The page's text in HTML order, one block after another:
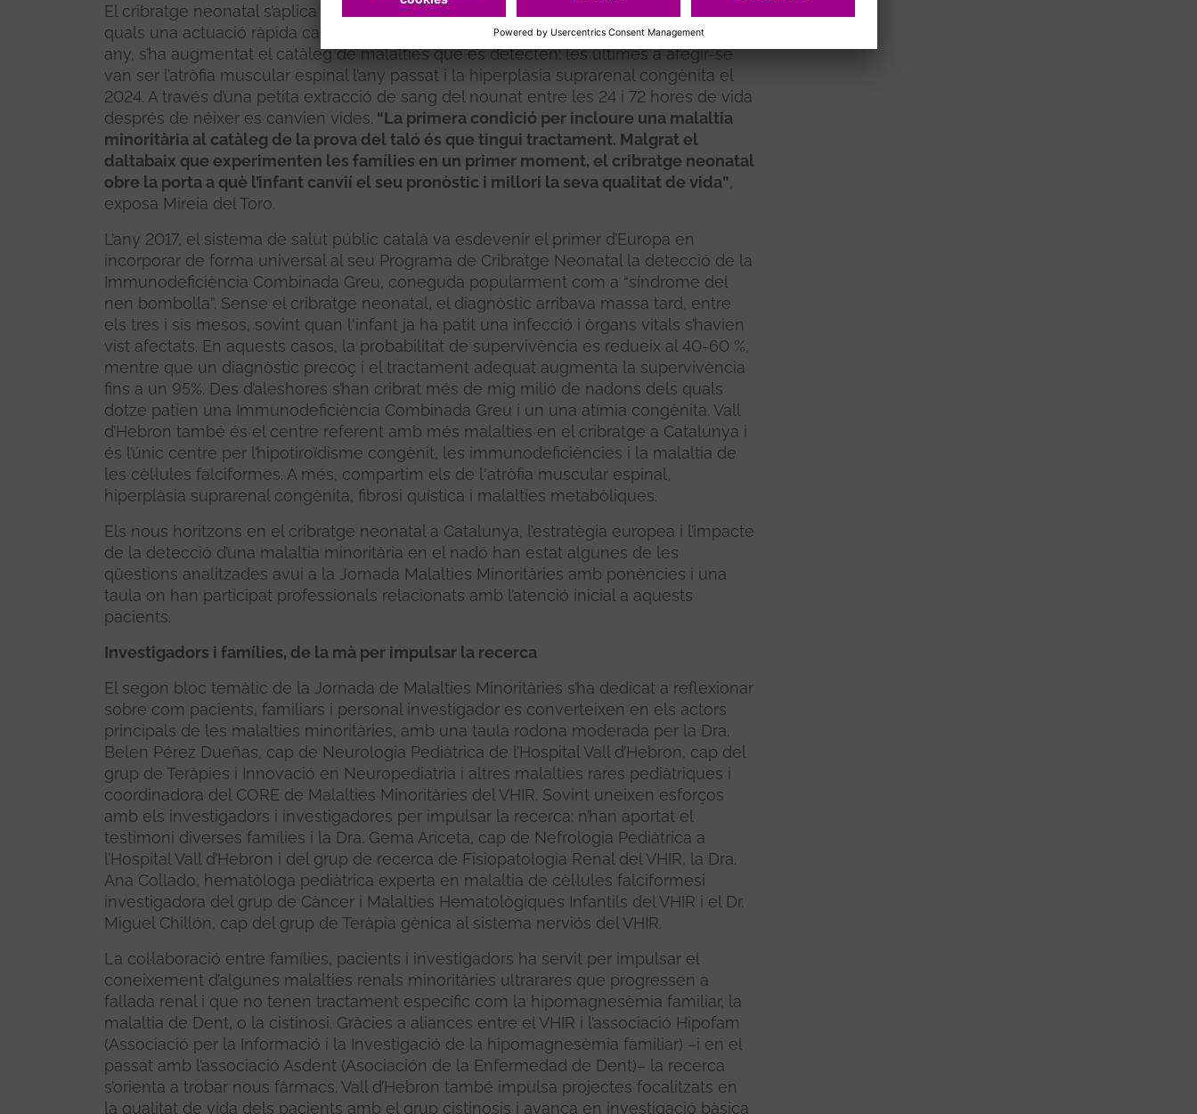
El cribratge neonatal s’aplica a Catalunya a 27 malalties minoritàries greus, en les
quals una actuació ràpida canvia el pronòstic vital i evita possibles seqüeles. Any rere
any, s’ha augmentat el catàleg de malalties que es detecten: les últimes a afegir-se
van ser l’atròfia muscular espinal l’any passat i la hiperplàsia suprarenal congènita el
2024. A través d’una petita extracció de sang del nounat entre les 24 i 72 hores de vida
després de néixer es canvien vides. “La primera condició per incloure una malaltia
minoritària al catàleg de la prova del taló és que tingui tractament. Malgrat el
daltabaix que experimenten les famílies en un primer moment, el cribratge neonatal
obre la porta a què l’infant canvií el seu pronòstic i millori la seva qualitat de vida”,
exposa Mireia del Toro.
L’any 2017, el sistema de salut públic català va esdevenir el primer d’Europa en
incorporar de forma universal al seu Programa de Cribratge Neonatal la detecció de la
Immunodeficiència Combinada Greu, coneguda popularment com a “síndrome del
nen bombolla”. Sense el cribratge neonatal, el diagnòstic arribava massa tard, entre
els tres i sis mesos, sovint quan l'infant ja ha patit una infecció i òrgans vitals s’havien
vist afectats. En aquests casos, la probabilitat de supervivència es redueix al 40-60 %,
mentre que un diagnòstic precoç i el tractament adequat augmenta la supervivència
fins a un 95%. Des d’aleshores s’han cribrat més de mig milió de nadons dels quals
dotze patien una Immunodeficiència Combinada Greu i un una atímia congènita. Vall
d’Hebron també és el centre referent amb més malalties en el cribratge a Catalunya i
és l’únic centre per l’hipotiroïdisme congènit, les immunodeficiències i la malaltia de
les cèl·lules falciformes. A més, compartim els de l'atròfia muscular espinal,
hiperplàsia suprarenal congènita, fibrosi quística i malalties metabòliques.
Els nous horitzons en el cribratge neonatal a Catalunya, l’estratègia europea i l’impacte
de la detecció d’una malaltia minoritària en el nadó han estat algunes de les
qüestions analitzades avui a la Jornada Malalties Minoritàries amb ponències i una
taula on han participat professionals relacionats amb l’atenció inicial a aquests
pacients.
Investigadors i famílies, de la mà per impulsar la recerca
El segon bloc temàtic de la Jornada de Malalties Minoritàries s’ha dedicat a reflexionar
sobre com pacients, familiars i personal investigador es converteixen en els actors
principals de les malalties minoritàries, amb una taula rodona moderada per la Dra.
Belen Pérez Dueñas, cap de Neurologia Pediàtrica de l’Hospital Vall d’Hebron, cap del
grup de Teràpies i Innovació en Neuropediatria i altres malalties rares pediàtriques i
coordinadora del CORE de Malalties Minoritàries del VHIR. Sovint uneixen esforços
amb els investigadors i investigadores per impulsar la recerca: n’han aportat el
testimoni diverses famílies i la Dra. Gema Ariceta, cap de Nefrologia Pediàtrica a
l’Hospital Vall d’Hebron i del grup de recerca de Fisiopatologia Renal del VHIR, la Dra.
Ana Collado, hematòloga pediàtrica experta en malaltia de cèl·lules falciformesi
investigadora del grup de Càncer i Malalties Hematològiques Infantils del VHIR i el Dr.
Miguel Chillón, cap del grup de Teràpia gènica al sistema nerviós del VHIR.
La col·laboració entre famílies, pacients i investigadors ha servit per impulsar el
coneixement d’algunes malalties renals minoritàries ultrarares que progressen a
fallada renal i que no tenen tractament específic com la hipomagnesèmia familiar, la
malaltia de Dent, o la cistinosi. Gràcies a aliances entre el VHIR i l’associació Hipofam
(Associació per la Informació i la Investigació de la hipomagnesèmia familiar) –i en el
passat amb l’associació Asdent (Asociación de la Enfermedad de Dent)– la recerca
s’orienta a trobar nous fàrmacs. Vall d’Hebron també impulsa projectes focalitzats en
la qualitat de vida dels pacients amb el grup cistinosis i avança en investigació bàsica